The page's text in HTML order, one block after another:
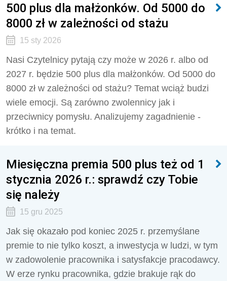
500 plus dla małżonków. Od 5000 do
8000 zł w zależności od stażu
15 sty 2026
Nasi Czytelnicy pytają czy może w 2026 r. albo od
2027 r. będzie 500 plus dla małżonków. Od 5000 do
8000 zł w zależności od stażu? Temat wciąż budzi
wiele emocji. Są zarówno zwolennicy jak i
przeciwnicy pomysłu. Analizujemy zagadnienie -
krótko i na temat.
Miesięczna premia 500 plus też od 1
stycznia 2026 r.: sprawdź czy Tobie
się należy
15 gru 2025
Jak się okazało pod koniec 2025 r. przemyślane
premie to nie tylko koszt, a inwestycja w ludzi, w tym
w zadowolenie pracownika i satysfakcje pracodawcy.
W erze rynku pracownika, gdzie brakuje rąk do